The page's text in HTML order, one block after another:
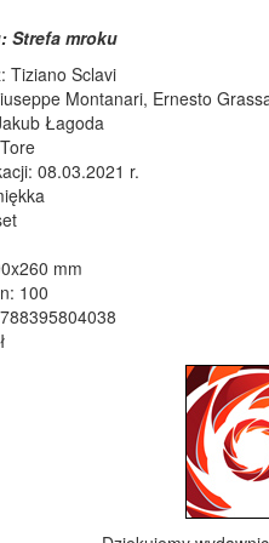
Strefa mroku
Tiziano Sclavi
Montanari, Ernesto
Łagoda
08.03.2021 r.
mm
100